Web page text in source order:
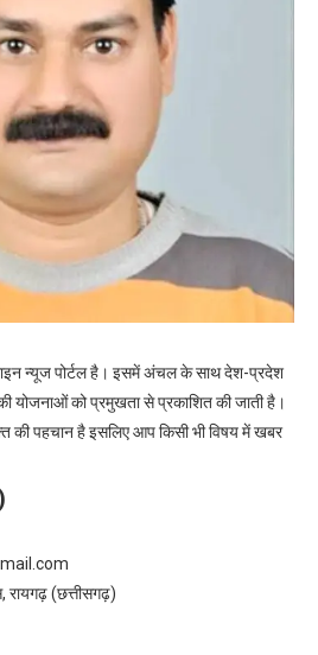
न्यूज पोर्टल है। इसमें अंचल के साथ देश-प्रदेश
योजनाओं को प्रमुखता से प्रकाशित की जाती है।
की पहचान है इसलिए आप किसी भी विषय में खबर
रायगढ़ (छत्तीसगढ़)